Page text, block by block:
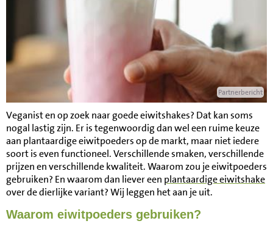
Partnerbericht
Veganist en op zoek naar goede eiwitshakes? Dat kan soms
nogal lastig zijn. Er is tegenwoordig dan wel een ruime keuze
aan plantaardige eiwitpoeders op de markt, maar niet iedere
soort is even functioneel. Verschillende smaken, verschillende
prijzen en verschillende kwaliteit. Waarom zou je eiwitpoeders
gebruiken? En waarom dan liever een plantaardige eiwitshake
over de dierlijke variant? Wij leggen het aan je uit.
Waarom eiwitpoeders gebruiken?